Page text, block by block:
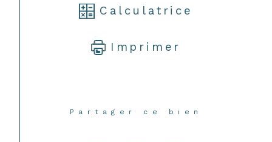
Calculatrice
Imprimer
Partager ce bien